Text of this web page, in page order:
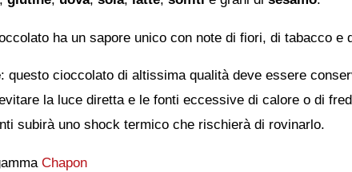
ha un sapore unico con note di fiori, di tabacco e
: questo cioccolato di altissima qualità deve essere
la luce diretta e le fonti eccessive di calore o di
subirà uno shock termico che rischierà di rovinarlo.
Chapon